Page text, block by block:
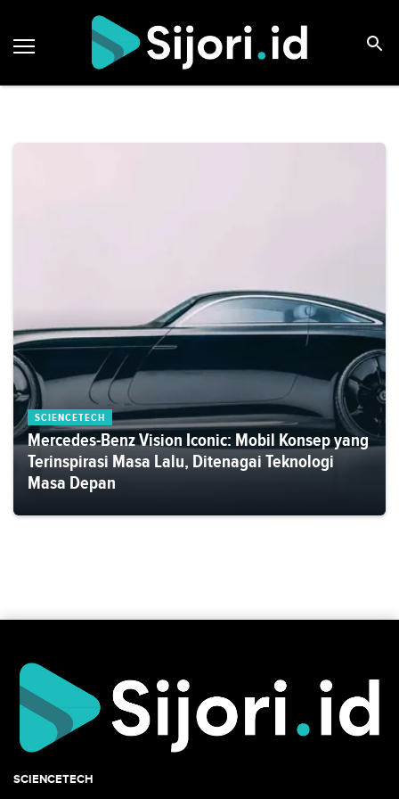
SCIENCETECH
Mercedes-Benz Vision Iconic: Mobil Konsep yang
Terinspirasi Masa Lalu, Ditenagai Teknologi
Masa Depan
SCIENCETECH